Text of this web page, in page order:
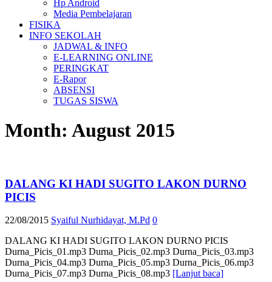
Hp Android
Media Pembelajaran
FISIKA
INFO SEKOLAH
JADWAL & INFO
E-LEARNING ONLINE
PERINGKAT
E-Rapor
ABSENSI
TUGAS SISWA
Month: August 2015
DALANG KI HADI SUGITO LAKON DURNO
PICIS
22/08/2015 Syaiful Nurhidayat, M.Pd 0
DALANG KI HADI SUGITO LAKON DURNO PICIS
Durna_Picis_01.mp3 Durna_Picis_02.mp3 Durna_Picis_03.mp3
Durna_Picis_04.mp3 Durna_Picis_05.mp3 Durna_Picis_06.mp3
Durna_Picis_07.mp3 Durna_Picis_08.mp3 [Lanjut baca]